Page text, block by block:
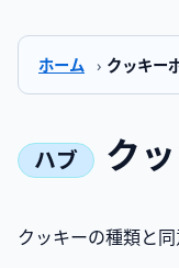
ホーム › クッキー
ク
クッキーの種類と